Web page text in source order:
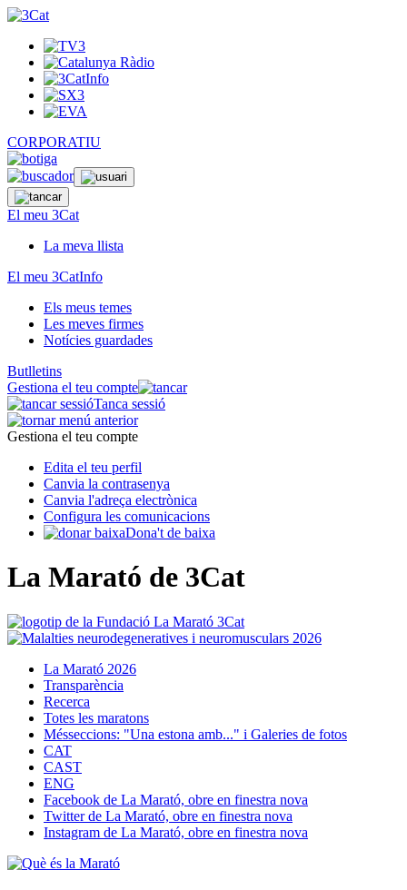
CORPORATIU
El meu 3Cat
La meva llista
El meu 3CatInfo
Els meus temes
Les meves firmes
Notícies guardades
Butlletins
Gestiona el teu compte
Tanca sessió
Gestiona el teu compte
Edita el teu perfil
Canvia la contrasenya
Canvia l'adreça electrònica
Configura les comunicacions
Dona't de baixa
La Marató de 3Cat
La Marató 2026
Transparència
Recerca
Totes les maratons
Mésseccions: "Una estona amb..." i Galeries de fotos
CAT
CAST
ENG
Facebook de La Marató, obre en finestra nova
Twitter de La Marató, obre en finestra nova
Instagram de La Marató, obre en finestra nova